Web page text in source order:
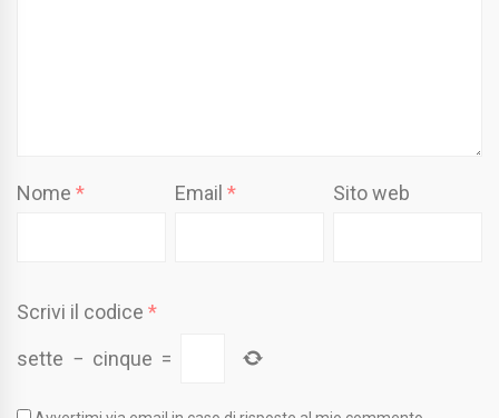
Nome * Email* Sito web
Scrivi il codice *
sette − cinque =